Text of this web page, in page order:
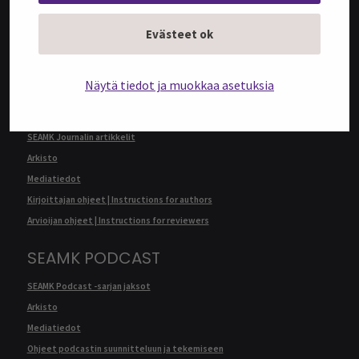
Evästeet ok
Näytä tiedot ja muokkaa asetuksia
@SEAMK-verkkolehden artikkelit
SEAMK Journalin artikkelit
Arkisto
Mediatiedot
Kirjoittajan ohjeet | Instructions for authors
Arvioijan ohjeet | Instructions for reviewers
SEAMK PODCAST
SEAMK Podcast -sarjan jaksot
Arkisto
Mediatiedot
Ohjeet podcastin suunnitteluun ja tekemiseen